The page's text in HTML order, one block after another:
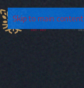
Skip to main content